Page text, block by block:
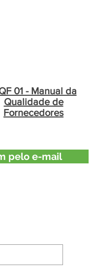
01 - Manual da
Qualidade de
Fornecedores
pelo e-mail